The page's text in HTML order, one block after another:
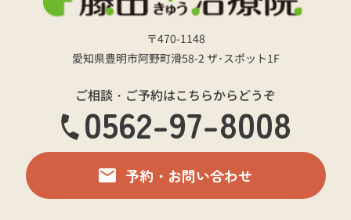
〒470-1148
愛知県豊明市阿野町滑58-2 ザ･スポット1F
ご相談・ご予約はこちらからどうぞ
0562-97-8008
予約・お問い合わせ